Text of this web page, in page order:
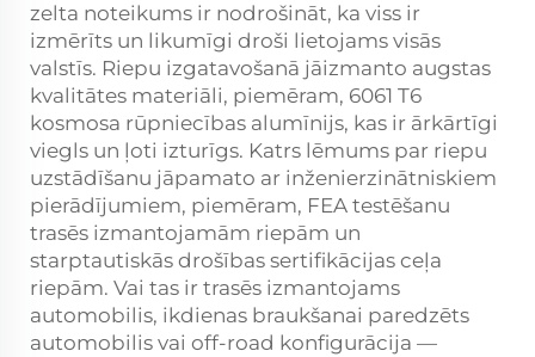
zelta noteikums ir nodrošināt, ka viss ir
izmērīts un likumīgi droši lietojams visās
valstīs. Riepu izgatavošanā jāizmanto augstas
kvalitātes materiāli, piemēram, 6061 T6
kosmosa rūpniecības alumīnijs, kas ir ārkārtīgi
viegls un ļoti izturīgs. Katrs lēmums par riepu
uzstādīšanu jāpamato ar inženierzinātniskiem
pierādījumiem, piemēram, FEA testēšanu
trasēs izmantojamām riepām un
starptautiskās drošības sertifikācijas ceļa
riepām. Vai tas ir trasēs izmantojams
automobilis, ikdienas braukšanai paredzēts
automobilis vai off-road konfigurācija —